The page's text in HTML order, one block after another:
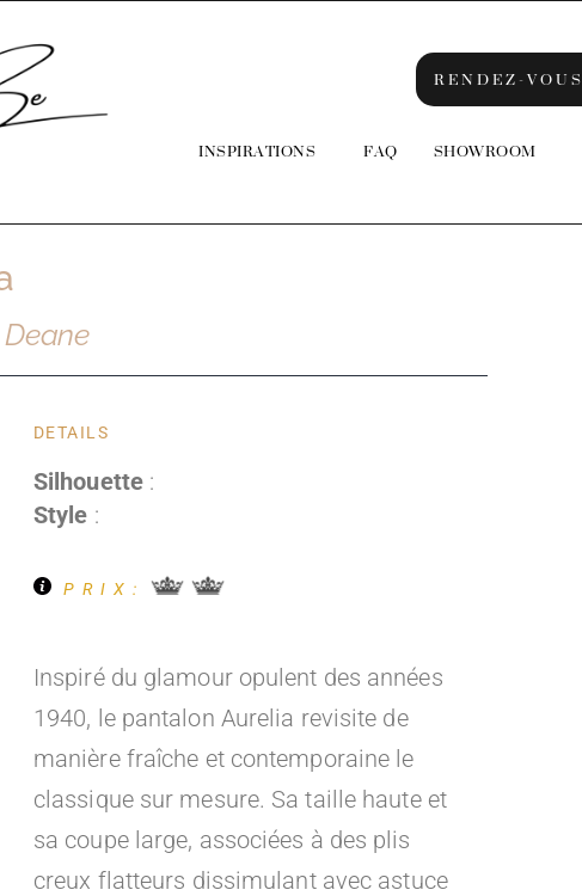
RENDEZ-VOUS
INSPIRATIONS
FAQ SHOWROOM
DETAILS
Silhouette:
Style :
PRIX:
Entre 2000€ et 2500€ TTC
Entre 2500€ et 3000€ TTC
Entre 3000€ et 3500€ TTC
Inspiré du glamour opulent des années
1940, le pantalon Aurelia revisite de
manière fraîche et contemporaine le
classique sur mesure. Sa taille haute et
sa coupe large, associées à des plis
creux flatteurs dissimulant avec astuce